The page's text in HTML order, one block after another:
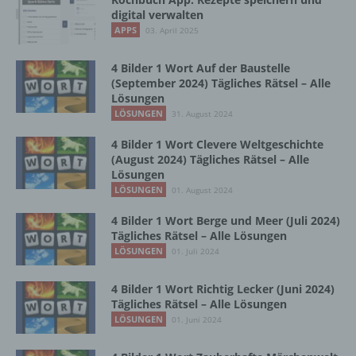
digital verwalten
APPS 03. April 2025
4 Bilder 1 Wort Auf der Baustelle
(September 2024) Tägliches Rätsel – Alle
Lösungen
LÖSUNGEN 31. August 2024
4 Bilder 1 Wort Clevere Weltgeschichte
(August 2024) Tägliches Rätsel – Alle
Lösungen
LÖSUNGEN 01. August 2024
4 Bilder 1 Wort Berge und Meer (Juli 2024)
Tägliches Rätsel – Alle Lösungen
LÖSUNGEN 01. Juli 2024
4 Bilder 1 Wort Richtig Lecker (Juni 2024)
Tägliches Rätsel – Alle Lösungen
LÖSUNGEN 01. Juni 2024
Vorgang oder jede solche Vorgangsreihe im
Zusammenhang mit personenbezogenen
Daten wie das Erheben, das Erfassen, die
die Anpassung oder Veränderung, das
Auslesen, das Abfragen, die Verwendung,
die Offenlegung durch Übermittlung,
Verbreitung oder eine andere Form der
Bereitstellung, den Abgleich oder die
Verknüpfung, die Einschränkung, das
Löschen oder die Vernichtung.
d) Einschränkung der Verarbeitung
Einschränkung der Verarbeitung ist die
personenbezogener Daten mit dem Ziel, ihre
künftige Verarbeitung einzuschränken.